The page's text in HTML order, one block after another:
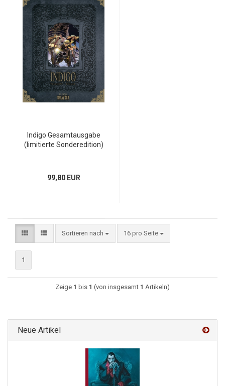
Indigo Gesamtausgabe
(limitierte Sonderedition)
99,80 EUR
Sortieren nach 16 pro Seite
1
Zeige 1 bis 1 (von insgesamt 1 Artikeln)
Neue Artikel